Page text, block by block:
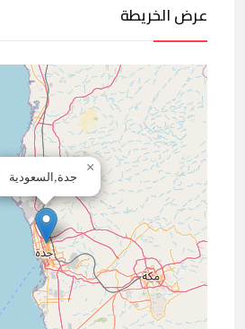
عرض الخريطة
جدة,السعودية
×